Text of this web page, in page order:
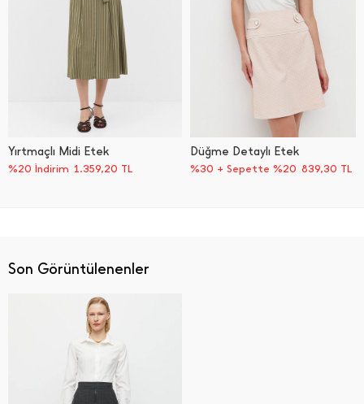
Yırtmaçlı Midi Etek
%20 İndirim 1.359,20 TL
Düğme Detaylı Etek
%30 + Sepette %20 839,30 TL
Son Görüntülenenler